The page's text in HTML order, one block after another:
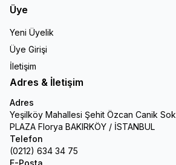
Üye
Yeni Üyelik
Üye Girişi
İletişim
Adres & İletişim
Adres
Yeşilköy Mahallesi Şehit Özcan Canik
PLAZA Florya BAKIRKÖY / İSTANBUL
Telefon
(0212) 634 34 75
E-Posta